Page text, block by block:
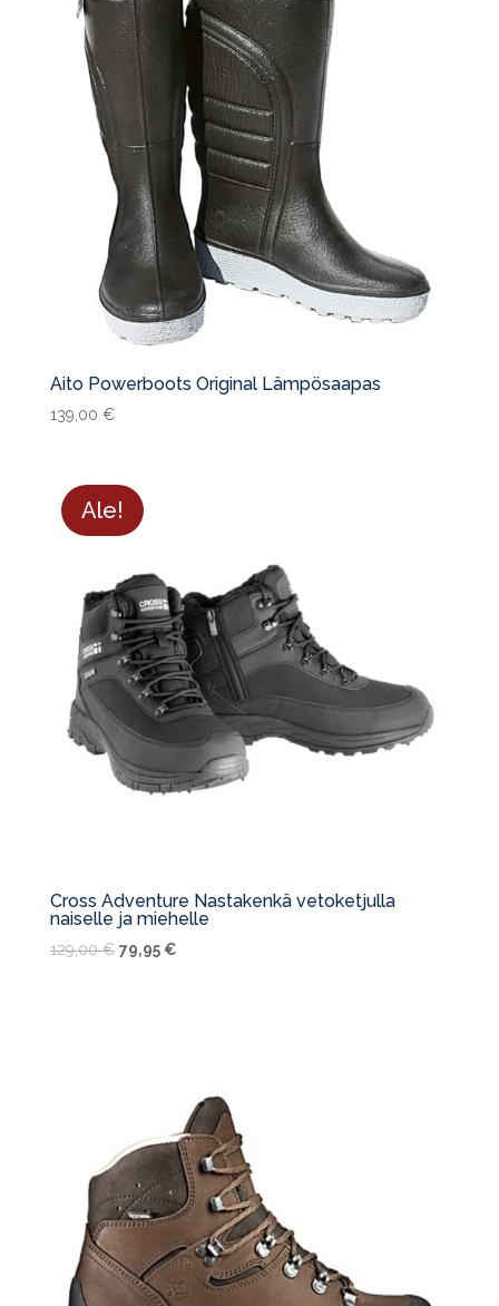
Aito Powerboots Original Lämpösaapas
139,00 €
Ale!
Cross Adventure Nastakenkä vetoketjulla
naiselle ja miehelle
129,00€ Alkuperäinen
79,95 €Nykyinen